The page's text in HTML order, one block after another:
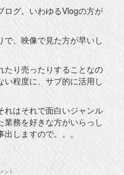
ログ。いわゆるVlogの方が
、映像で見た方が早いし
たり売ったりすることなの
い程度に、サブ的に活用し
れはそれで面白いジャンル
業務を好きな方がいらっし
しますので。。。
ント